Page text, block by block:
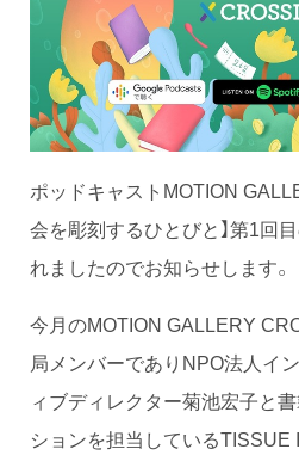
ポッドキャストMOTION
会を彫刻するひとびと】第1回
れましたのでお知らせします。
今月のMOTION GALLERY
局メンバーでありNPO法人イ
ィブディレクター菊池宏子と書
ションを担当している